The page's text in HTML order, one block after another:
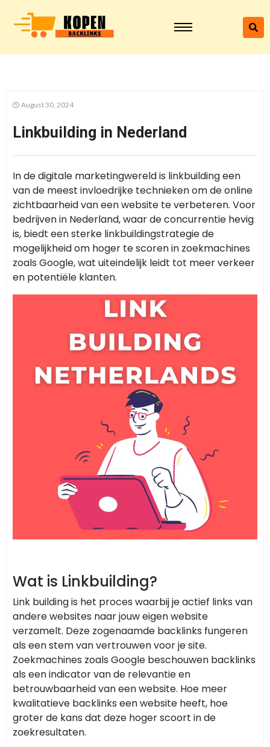
August 30, 2024
Linkbuilding in Nederland
In de digitale marketingwereld is linkbuilding een
van de meest invloedrijke technieken om de online
zichtbaarheid van een website te verbeteren. Voor
bedrijven in Nederland, waar de concurrentie hevig
is, biedt een sterke linkbuildingstrategie de
mogelijkheid om hoger te scoren in zoekmachines
zoals Google, wat uiteindelijk leidt tot meer verkeer
en potentiële klanten.
Wat is Linkbuilding?
Link building is het proces waarbij je actief links van
andere websites naar jouw eigen website
verzamelt. Deze zogenaamde backlinks fungeren
als een stem van vertrouwen voor je site.
Zoekmachines zoals Google beschouwen backlinks
als een indicator van de relevantie en
betrouwbaarheid van een website. Hoe meer
kwalitatieve backlinks een website heeft, hoe
groter de kans dat deze hoger scoort in de
zoekresultaten.